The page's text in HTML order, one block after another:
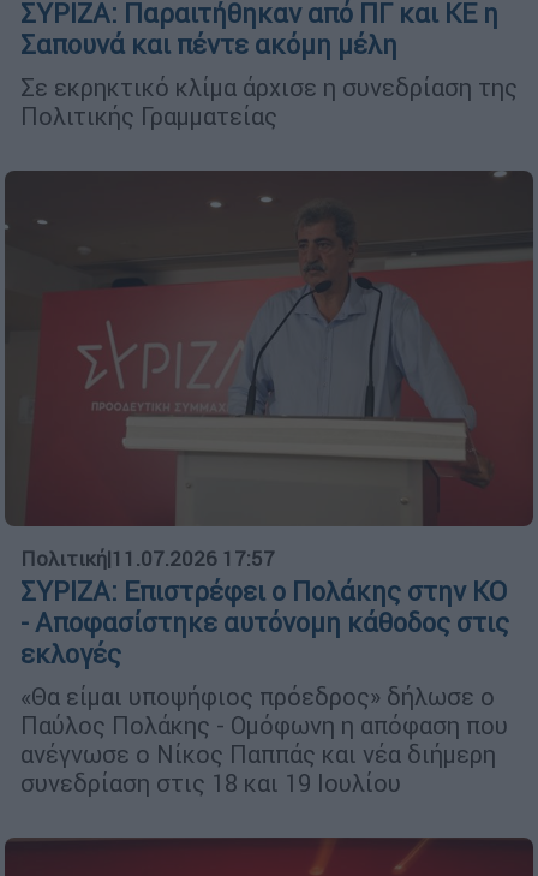
ΣΥΡΙΖΑ: Παραιτήθηκαν από ΠΓ και ΚΕ η
Σαπουνά και πέντε ακόμη μέλη
Σε εκρηκτικό κλίμα άρχισε η συνεδρίαση της
Πολιτικής Γραμματείας
Πολιτική|11.07.2026 17:57
ΣΥΡΙΖΑ: Επιστρέφει ο Πολάκης στην ΚΟ
- Αποφασίστηκε αυτόνομη κάθοδος στις
εκλογές
«Θα είμαι υποψήφιος πρόεδρος» δήλωσε ο
Παύλος Πολάκης - Ομόφωνη η απόφαση που
ανέγνωσε ο Νίκος Παππάς και νέα διήμερη
συνεδρίαση στις 18 και 19 Ιουλίου